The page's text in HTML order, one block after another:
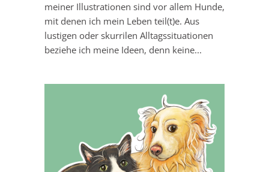
meiner Illustrationen sind vor allem Hunde,
mit denen ich mein Leben teil(t)e. Aus
lustigen oder skurrilen Alltagssituationen
beziehe ich meine Ideen, denn keine...